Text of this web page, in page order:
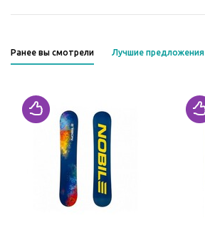
Ранее вы смотрели Лучшие предложения